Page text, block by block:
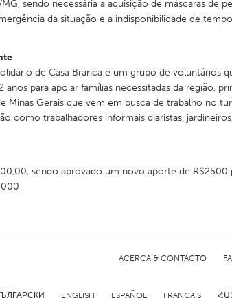
Chicago, IL Cleveland, OH
Gloucester, MA
North Minneapolis, MN Oahu, HI
sendo necessária a aquisição de máscaras de
da situação e a indisponibilidade de
de Casa Branca e um grupo de voluntários
para apoiar famílias necessitadas da região,
Minas Gerais que vem em busca de trabalho no
como trabalhadores informais diaristas,
sendo aprovado um novo aporte de
ACERCA & CONTACTO
ENGLISH ESPAÑOL FRANÇAIS